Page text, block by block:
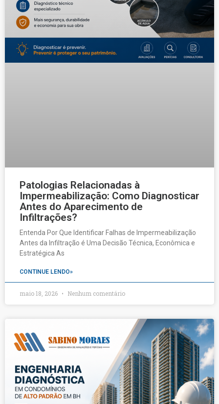
Patologias Relacionadas à
Impermeabilização: Como Diagnosticar
Antes do Aparecimento de
Infiltrações?
Entenda Por Que Identificar Falhas de Impermeabilização
Antes da Infiltração é Uma Decisão Técnica, Econômica e
Estratégica As
CONTINUE LENDO»
maio 18, 2026 Nenhum comentário